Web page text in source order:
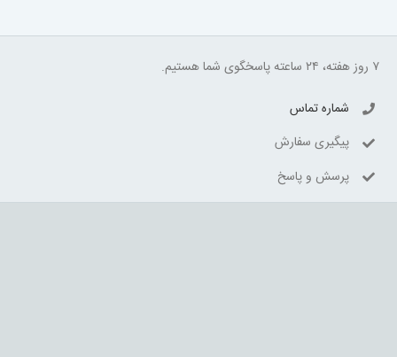
۷ روز هفته، ۲۴ ساعته پاسخگوی شما هستیم.
شماره تماس
پیگیری سفارش
پرسش و پاسخ